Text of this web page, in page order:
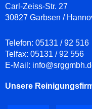
Carl-Zeiss-Str. 27
30827 Garbsen /
Telefon: 05131 / 92 516
Telfax: 05131 / 92 556
E-Mail:
Unsere